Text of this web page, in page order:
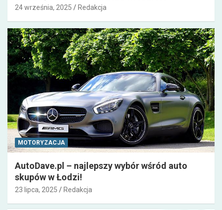
24 września, 2025 Redakcja
MOTORYZACJA
AutoDave.pl – najlepszy wybór wśród auto
skupów w Łodzi!
23 lipca, 2025 Redakcja